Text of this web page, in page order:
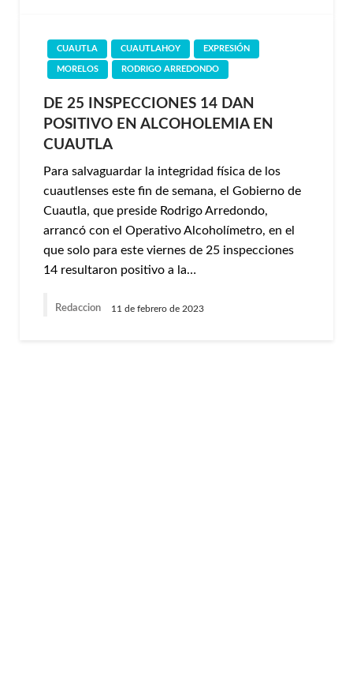
CUAUTLA CUAUTLAHOY EXPRESIÓN
MORELOS RODRIGO ARREDONDO
DE 25 INSPECCIONES 14 DAN
POSITIVO EN ALCOHOLEMIA EN
CUAUTLA
Para salvaguardar la integridad física de los
cuautlenses este fin de semana, el Gobierno de
Cuautla, que preside Rodrigo Arredondo,
arrancó con el Operativo Alcoholímetro, en el
que solo para este viernes de 25 inspecciones
14 resultaron positivo a la…
Redaccion 11 de febrero de 2023